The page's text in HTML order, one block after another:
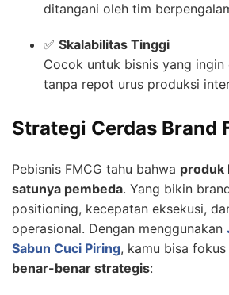
ditangani oleh tim
✅ Skalabilitas Tinggi
Cocok untuk bisnis yang ingin
tanpa repot urus produksi
Strategi Cerdas Brand
Pebisnis FMCG tahu bahwa produk
satunya pembeda. Yang bikin
positioning, kecepatan eksekusi,
operasional. Dengan menggunakan
Sabun Cuci Piring, kamu bisa fokus
benar-benar strategis: